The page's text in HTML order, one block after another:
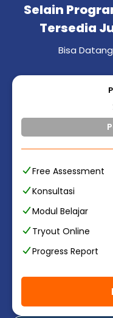
Selain
Tersedia
Bisa
Free Assessment
Konsultasi
Modul Belajar
Tryout Online
Progress Report